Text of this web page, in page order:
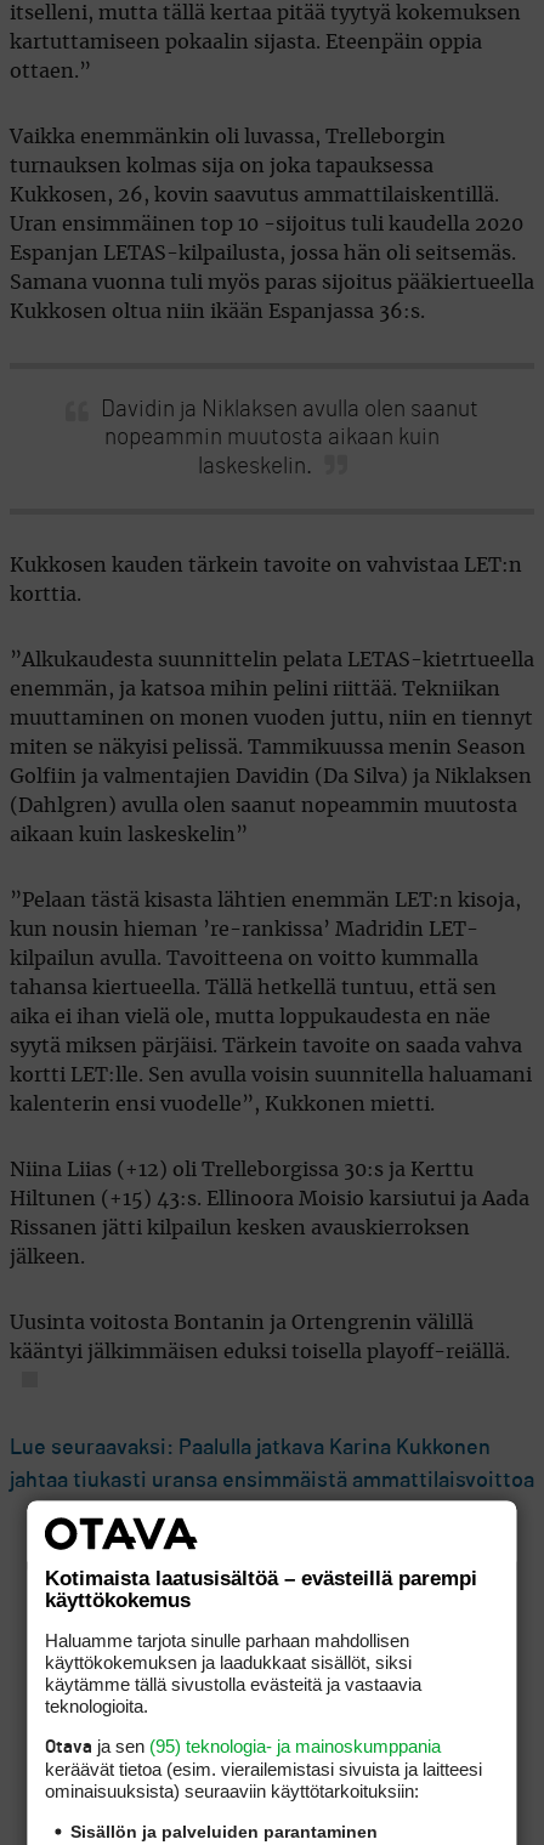
itselleni, mutta tällä kertaa pitää tyytyä kokemuksen
kartuttamiseen pokaalin sijasta. Eteenpäin oppia
ottaen.”
Vaikka enemmänkin oli luvassa, Trelleborgin
turnauksen kolmas sija on joka tapauksessa
Kukkosen, 26, kovin saavutus ammattilaiskentillä.
Uran ensimmäinen top 10 -sijoitus tuli kaudella 2020
Espanjan LETAS-kilpailusta, jossa hän oli seitsemäs.
Samana vuonna tuli myös paras sijoitus pääkiertueella
Kukkosen oltua niin ikään Espanjassa 36:s.
Davidin ja Niklaksen avulla olen saanut
nopeammin muutosta aikaan kuin
laskeskelin.
Kukkosen kauden tärkein tavoite on vahvistaa LET:n
korttia.
”Alkukaudesta suunnittelin pelata LETAS-kietrtueella
enemmän, ja katsoa mihin pelini riittää. Tekniikan
muuttaminen on monen vuoden juttu, niin en tiennyt
miten se näkyisi pelissä. Tammikuussa menin Season
Golfiin ja valmentajien Davidin (Da Silva) ja Niklaksen
(Dahlgren) avulla olen saanut nopeammin muutosta
aikaan kuin laskeskelin”
”Pelaan tästä kisasta lähtien enemmän LET:n kisoja,
kun nousin hieman ’re-rankissa’ Madridin LET-
kilpailun avulla. Tavoitteena on voitto kummalla
tahansa kiertueella. Tällä hetkellä tuntuu, että sen
aika ei ihan vielä ole, mutta loppukaudesta en näe
syytä miksen pärjäisi. Tärkein tavoite on saada vahva
kortti LET:lle. Sen avulla voisin suunnitella haluamani
kalenterin ensi vuodelle”, Kukkonen mietti.
Niina Liias (+12) oli Trelleborgissa 30:s ja Kerttu
Hiltunen (+15) 43:s. Ellinoora Moisio karsiutui ja Aada
Rissanen jätti kilpailun kesken avauskierroksen
jälkeen.
Uusinta voitosta Bontanin ja Ortengrenin välillä
kääntyi jälkimmäisen eduksi toisella playoff-reiällä.
Lue seuraavaksi: Paalulla jatkava Karina Kukkonen
jahtaa tiukasti uransa ensimmäistä ammattilaisvoittoa
Kotimaista laatusisältöä – evästeillä parempi
käyttökokemus
Haluamme tarjota sinulle parhaan mahdollisen
käyttökokemuksen ja laadukkaat sisällöt, siksi
käytämme tällä sivustolla evästeitä ja vastaavia
teknologioita.
Otava ja sen (95) teknologia- ja mainoskumppania
keräävät tietoa (esim. vierailemis­tasi sivuista ja laitteesi
ominaisuuk­sista) seuraaviin käyttötarkoituksiin:
Sisällön ja palveluiden parantaminen